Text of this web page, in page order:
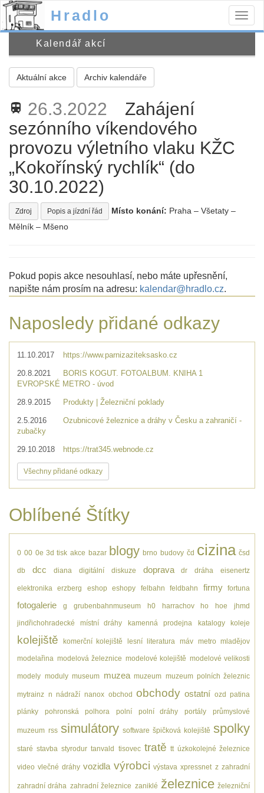
Hradlo
Kalendář akcí
Aktuální akce Archiv kalendáře
train 26.3.2022
Zahájení
sezónního víkendového
provozu výletního vlaku KŽC
„Kokořínský rychlík“ (do
30.10.2022)
Zdroj Popis a jízdní řád Místo konání: Praha – Všetaty –
Mělník – Mšeno
Pokud popis akce nesouhlasí, nebo máte upřesnění,
napište nám prosím na adresu: kalendar@hradlo.cz.
Naposledy přidané odkazy
11.10.2017 https://www.parnizaziteksasko.cz
20.8.2021
BORIS KOGUT. FOTOALBUM. KNIHA 1
EVROPSKÉ METRO - úvod
28.9.2015 Produkty | Železniční poklady
2.5.2016
Ozubnicové železnice a dráhy v Česku a zahraničí -
zubačky
29.10.2018 https://trat345.webnode.cz
Všechny přidané odkazy
Oblíbené Štítky
0 00 0e 3d tisk akce bazar blogy brno budovy čd cizina čsd
db dcc diana digitální diskuze doprava dr dráha eisenertz
elektronika erzberg eshop eshopy felbahn feldbahn firmy fortuna
fotogalerie g grubenbahnmuseum h0 harrachov ho hoe jhmd
jindřichohradecké místní dráhy kamenná prodejna katalogy koleje
kolejiště komerční kolejiště lesní literatura máv metro mladějov
modelařina modelová železnice modelové kolejiště modelové velikosti
modely moduly museum muzea muzeum muzeum polních železnic
mytrainz n nádraží nanox obchod obchody ostatní ozd patina
plánky pohronská polhora polní polní dráhy portály průmyslové
muzeum rss simulátory software špičková kolejiště spolky
staré stavba styrodur tanvald tisovec tratě tt úzkokolejné železnice
video vlečné dráhy vozidla výrobci výstava xpressnet z zahradní
zahradní dráha zahradní železnice zaniklé železnice železniční